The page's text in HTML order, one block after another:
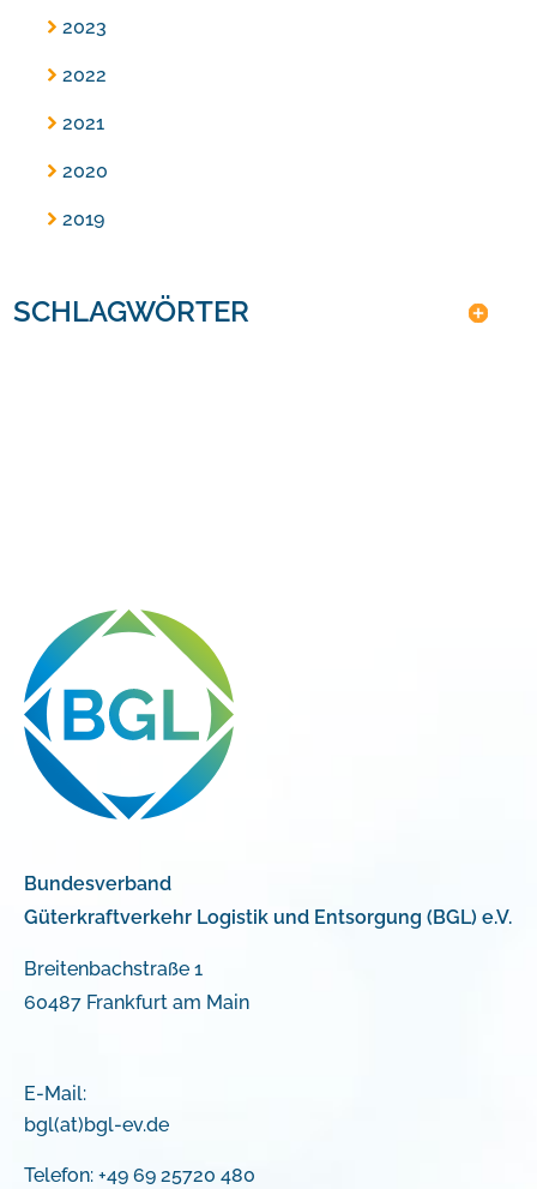
2023
2022
2021
2020
2019
SCHLAGWÖRTER
Bundesverband
Güterkraftverkehr Logistik und Entsorgung (BGL) e.V.
Breitenbachstraße 1
60487 Frankfurt am Main
E-Mail:
bgl(at)bgl-ev.de
Telefon: +49 69 25720 480